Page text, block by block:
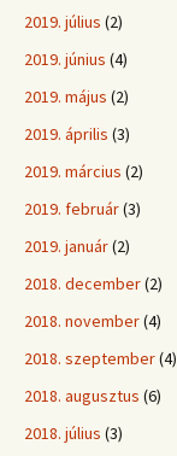
2019. július (2)
2019. június (4)
2019. május (2)
2019. április (3)
2019. március (2)
2019. február(3)
2019. január(2)
2018. december(2)
2018. november(4)
2018. szeptember(4)
2018. augusztus (6)
2018. július (3)